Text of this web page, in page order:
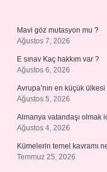
Mavi göz mutasyon mu ?
Ağustos 7, 2026
E sınav Kaç hakkım var ?
Ağustos 6, 2026
Avrupa’nın en küçük
Ağustos 5, 2026
Almanya vatandaşı olmak
Ağustos 4, 2026
Kümelerin temel kavramı
Temmuz 25, 2026